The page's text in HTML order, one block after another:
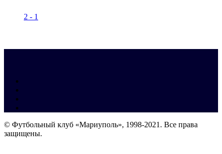
2 - 1
© Футбольный клуб «Мариуполь», 1998-2021. Все права
защищены.